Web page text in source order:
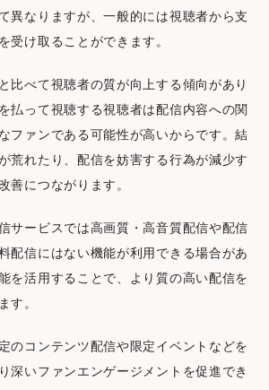
異なりますが、一般的には視聴者から支
受け取ることができます。
比べて視聴者の質が向上する傾向があり
払って視聴する視聴者は配信内容への関
ファンである可能性が高いからです。結
荒れたり、配信を妨害する行為が減少す
善につながります。
サービスでは高画質・高音質配信や配信
配信にはない機能が利用できる場合があ
を活用することで、より質の高い配信を
す。
のコンテンツ配信や限定イベントなどを
深いファンエンゲージメントを促進でき